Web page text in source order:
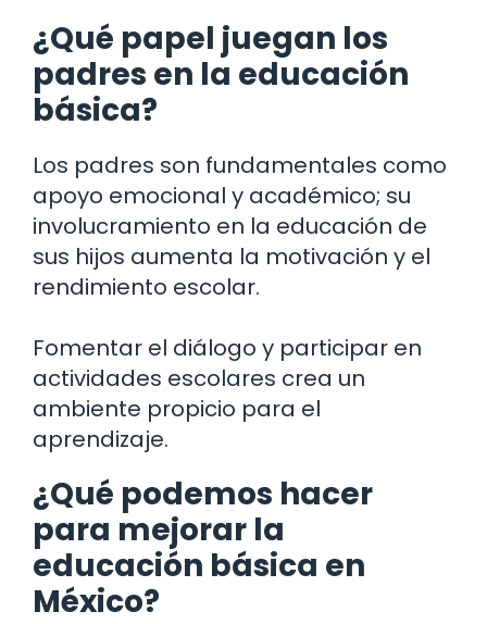
¿Qué papel juegan los
padres en la educación
básica?
Los padres son fundamentales como
apoyo emocional y académico; su
involucramiento en la educación de
sus hijos aumenta la motivación y el
rendimiento escolar.
Fomentar el diálogo y participar en
actividades escolares crea un
ambiente propicio para el
aprendizaje.
¿Qué podemos hacer
para mejorar la
educación básica en
México?